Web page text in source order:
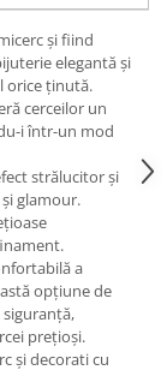
și fiind
elegantă și
orice ținută.
cerceilor un
i într-un mod
strălucitor și
glamour.
a
opțiune de
prețioși.
și decorati cu